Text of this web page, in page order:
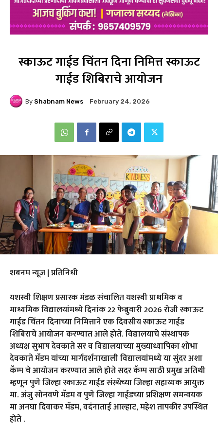
स्काऊट गाईड चिंतन दिना निमित्त स्काऊट
गाईड शिबिराचे आयोजन
By Shabnam News February 24, 2026
शबनम न्यूज | प्रतिनिधी
यशस्वी शिक्षण प्रसारक मंडळ संचालित यशस्वी प्राथमिक व
माध्यमिक विद्यालयांमध्ये दिनांक 22 फेब्रुवारी 2026 रोजी स्काऊट
गाईड चिंतन दिनाच्या निमित्ताने एक दिवसीय स्काऊट गाईड
शिबिराचे आयोजन करण्यात आले होते. विद्यालयाचे संस्थापक
अध्यक्ष सुभाष देवकाते सर व विद्यालयाच्या मुख्याध्यापिका शोभा
देवकाते मॅडम यांच्या मार्गदर्शनाखाली विद्यालयांमध्ये या सुंदर अशा
कॅम्प चे आयोजन करण्यात आले होते सदर कॅम्प साठी प्रमुख अतिथी
म्हणून पुणे जिल्हा स्काऊट गाईड संस्थेच्या जिल्हा सहाय्यक आयुक्त
मा. अंजु सोनवणे मॅडम व पुणे जिल्हा गाईडच्या प्रशिक्षण समन्वयक
मा अनघा दिवाकर मॅडम, वदंनाताई आल्हाट, महेश तापकीर उपस्थित
होते .